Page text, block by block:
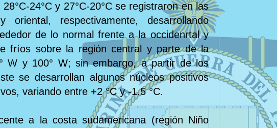
24°C y 27°C-20°C se registraron en las
oriental, respectivamente, desarrollando
de lo normal frente a la occidenrtal y
fríos sobre la región central y parte de la
W y 100° W; sin embargo, a partir de los
se desarrollan algunos núcleos positivos
variando entre +2 °C y -1.5 °C.
a la costa sudamericana (región Niño